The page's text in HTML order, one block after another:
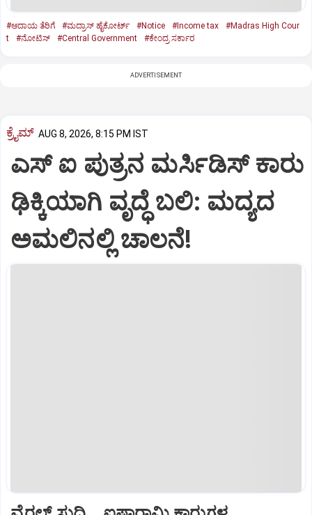
#ಆದಾಯ ತೆರಿಗೆ #ಮದ್ರಾಸ್‌ ಹೈಕೋರ್ಟ್‌ #Notice #Income tax
#Madras High Cour
t
#ನೋಟಿಸ್‌ #Central Government #ಕೇಂದ್ರ ಸರ್ಕಾರ
ADVERTISEMENT
ಕ್ರೈಮ್ AUG 8, 2026, 8:15 PM IST
ಎಸ್ ಐ ಪುತ್ರನ ಮರ್ಸಿಡಿಸ್‌ ಕಾರು
ಢಿಕ್ಕಿಯಾಗಿ ವೃದ್ಧೆ ಬಲಿ: ಮದ್ಯದ
ಅಮಲಿನಲ್ಲಿ ಚಾಲನೆ!